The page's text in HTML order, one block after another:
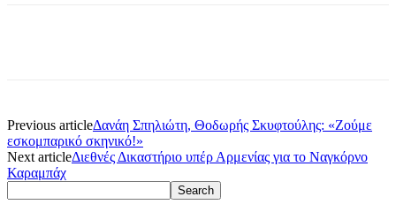
Previous articleΔανάη Σπηλιώτη, Θοδωρής Σκυφτούλης: «Ζούμε
εσκομπαρικό σκηνικό!»
Next articleΔιεθνές Δικαστήριο υπέρ Αρμενίας για το Ναγκόρνο
Καραμπάχ